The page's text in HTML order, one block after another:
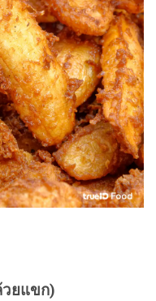
ยแขก)